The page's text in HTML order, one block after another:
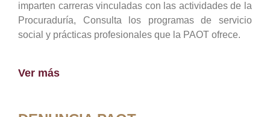
imparten carreras vinculadas con las actividades de la
Procuraduría, Consulta los programas de servicio
social y prácticas profesionales que la PAOT ofrece.
Ver más